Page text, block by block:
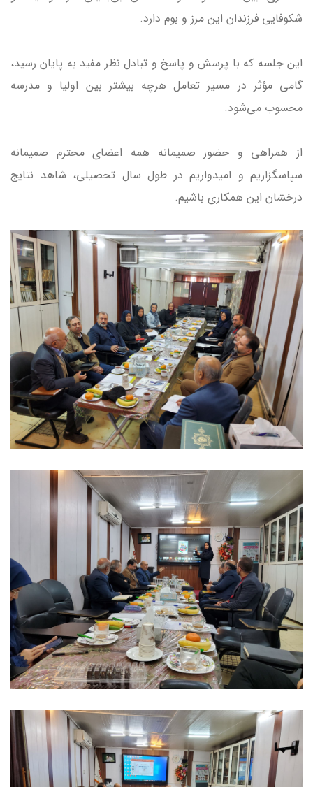
شکوفایی فرزندان این مرز و بوم دارد.
این جلسه که با پرسش و پاسخ و تبادل نظر مفید به پایان رسید،
گامی مؤثر در مسیر تعامل هرچه بیشتر بین اولیا و مدرسه
محسوب می‌شود.
از همراهی و حضور صمیمانه همه اعضای محترم صمیمانه
سپاسگزاریم و امیدواریم در طول سال تحصیلی، شاهد نتایج
درخشان این همکاری باشیم.